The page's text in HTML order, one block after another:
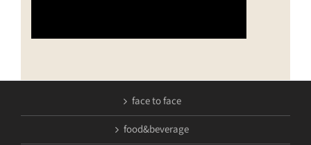
face to face
food&beverage